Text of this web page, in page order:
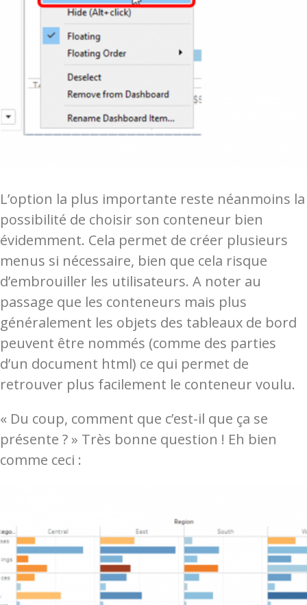
L’option la plus importante reste néanmoins la
possibilité de choisir son conteneur bien
évidemment. Cela permet de créer plusieurs
menus si nécessaire, bien que cela risque
d’embrouiller les utilisateurs. A noter au
passage que les conteneurs mais plus
généralement les objets des tableaux de bord
peuvent être nommés (comme des parties
d’un document html) ce qui permet de
retrouver plus facilement le conteneur voulu.
« Du coup, comment que c’est-il que ça se
présente ? » Très bonne question ! Eh bien
comme ceci :